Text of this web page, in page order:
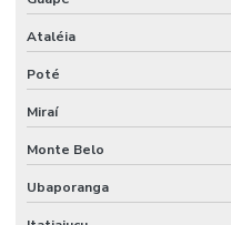
Ataléia
Poté
Miraí
Monte Belo
Ubaporanga